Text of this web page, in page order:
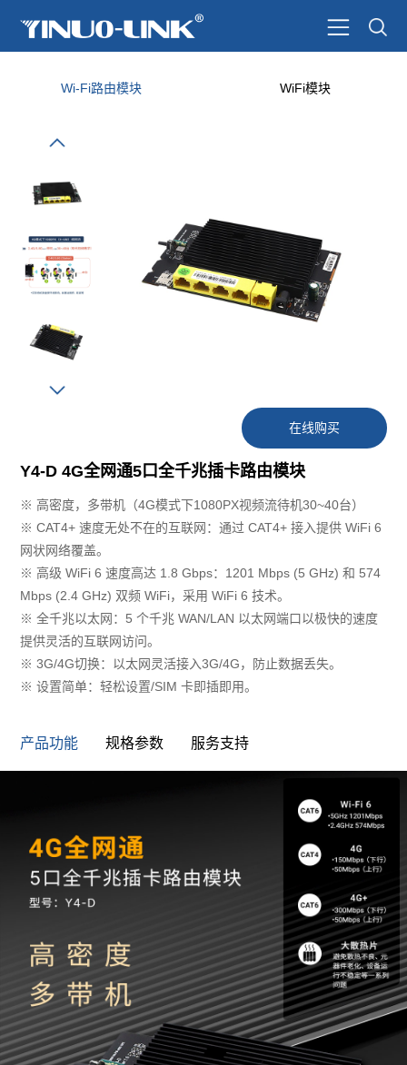
Wi-Fi路由模块 WiFi模块
在线购买
Y4-D 4G全网通5口全千兆插卡路由模块
※ 高密度，多带机（4G模式下1080PX视频流待机30~40台）
※ CAT4+ 速度无处不在的互联网：通过 CAT4+ 接入提供 WiFi 6
网状网络覆盖。
※ 高级 WiFi 6 速度高达 1.8 Gbps：1201 Mbps (5 GHz) 和 574
Mbps (2.4 GHz) 双频 WiFi，采用 WiFi 6 技术。
※ 全千兆以太网：5 个千兆 WAN/LAN 以太网端口以极快的速度
提供灵活的互联网访问。
※ 3G/4G切换：以太网灵活接入3G/4G，防止数据丢失。
※ 设置简单：轻松设置/SIM 卡即插即用。
服务支持
产品功能 规格参数